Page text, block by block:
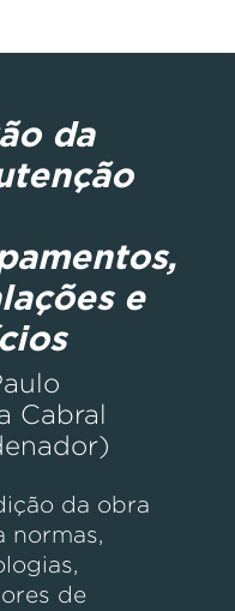
da
e
Cabral
da obra
normas,
de